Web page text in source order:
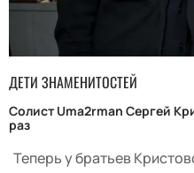
ДЕТИ ЗНАМЕНИТОСТЕЙ
Солист Uma2rman Сергей
раз
Теперь у братьев